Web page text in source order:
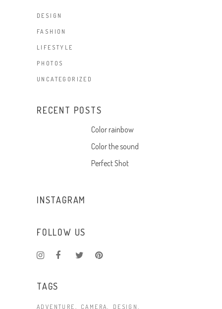
DESIGN
FASHION
LIFESTYLE
PHOTOS
UNCATEGORIZED
RECENT POSTS
Color rainbow
Color the sound
Perfect Shot
INSTAGRAM
FOLLOW US
TAGS
ADVENTURE CAMERA DESIGN